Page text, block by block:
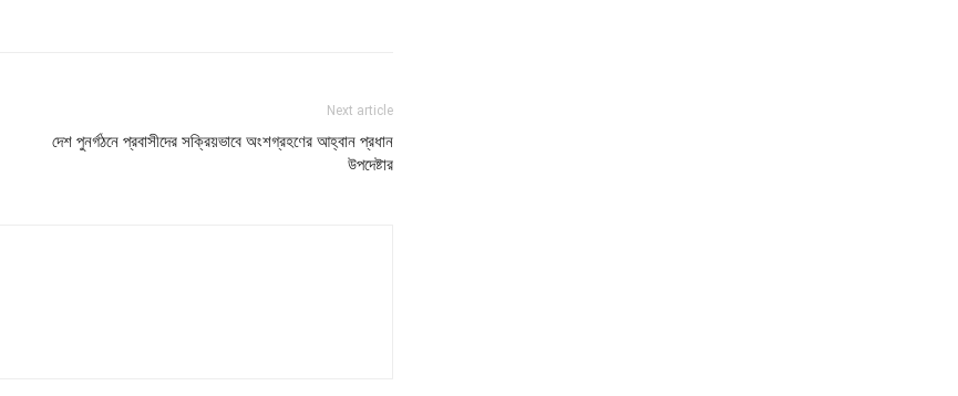
Next article
দেশ পুনর্গঠনে প্রবাসীদের সক্রিয়ভাবে অংশগ্রহণের আহ্বান প্রধান
উপদেষ্টার